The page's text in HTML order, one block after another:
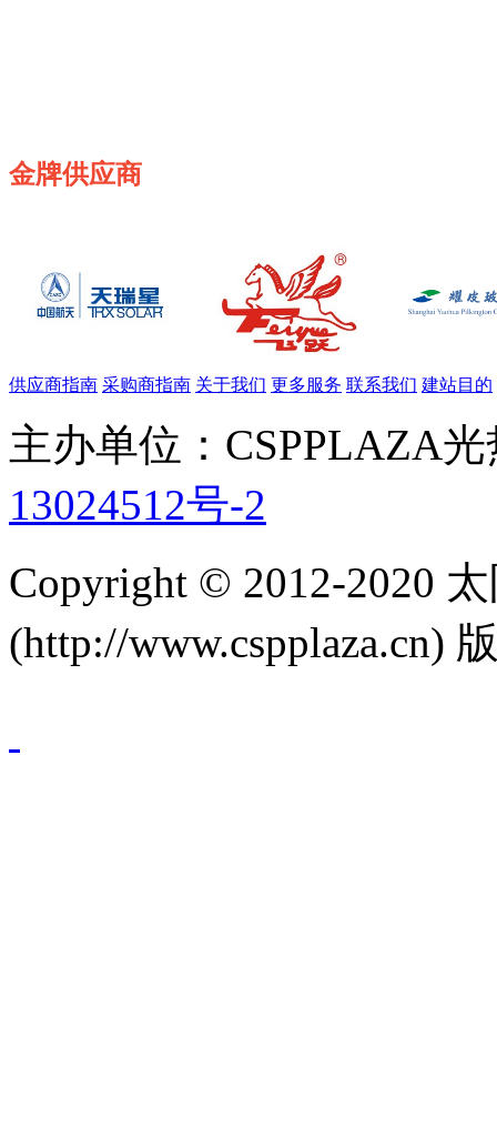
金牌供应商
供应商指南 采购商指南 关于我们 更多服务 联系我们 建站目的
主办单位：CSPPLAZA
13024512号-2
Copyright © 2012-2020
(http://www.cspplaza.cn)